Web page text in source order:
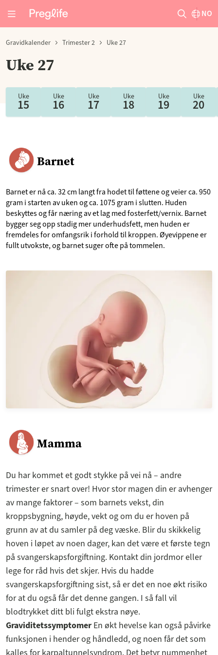
NO
Gravidkalender Trimester 2 Uke 27
Uke 27
Uke
15
Uke
16
Uke
17
Uke
18
Uke
19
Uke
20
Barnet
Barnet er nå ca. 32 cm langt fra hodet til føttene og veier ca. 950
gram i starten av uken og ca. 1075 gram i slutten. Huden
beskyttes og får næring av et lag med fosterfett/vernix. Barnet
bygger seg opp stadig mer underhudsfett, men huden er
fremdeles for omfangsrik i forhold til kroppen. Øyevippene er
fullt utvokste, og barnet suger ofte på tommelen.
Mamma
Du har kommet et godt stykke på vei nå – andre
trimester er snart over! Hvor stor magen din er avhenger
av mange faktorer – som barnets vekst, din
kroppsbygning, høyde, vekt og om du er hoven på
grunn av at du samler på deg væske. Blir du skikkelig
hoven i løpet av noen dager, kan det være et første tegn
på svangerskapsforgiftning. Kontakt din jordmor eller
lege for råd hvis det skjer. Hvis du hadde
svangerskapsforgiftning sist, så er det en noe økt risiko
for at du også får det denne gangen. I så fall vil
blodtrykket ditt bli fulgt ekstra nøye.
Graviditetssymptomer En økt hevelse kan også påvirke
funksjonen i hender og håndledd, og noen får det som